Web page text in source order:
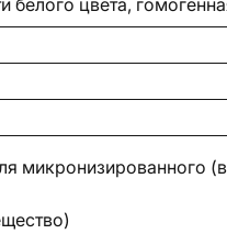
микронизированного